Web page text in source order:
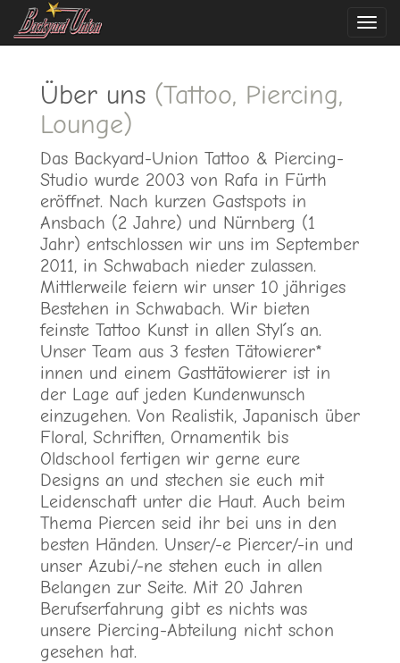
Über uns (Tattoo, Piercing,
Lounge)
Das Backyard-Union Tattoo & Piercing-
Studio wurde 2003 von Rafa in Fürth
eröffnet. Nach kurzen Gastspots in
Ansbach (2 Jahre) und Nürnberg (1
Jahr) entschlossen wir uns im September
2011, in Schwabach nieder zulassen.
Mittlerweile feiern wir unser 10 jähriges
Bestehen in Schwabach. Wir bieten
feinste Tattoo Kunst in allen Styl´s an.
Unser Team aus 3 festen Tätowierer*
innen und einem Gasttätowierer ist in
der Lage auf jeden Kundenwunsch
einzugehen. Von Realistik, Japanisch über
Floral, Schriften, Ornamentik bis
Oldschool fertigen wir gerne eure
Designs an und stechen sie euch mit
Leidenschaft unter die Haut. Auch beim
Thema Piercen seid ihr bei uns in den
besten Händen. Unser/-e Piercer/-in und
unser Azubi/-ne stehen euch in allen
Belangen zur Seite. Mit 20 Jahren
Berufserfahrung gibt es nichts was
unsere Piercing-Abteilung nicht schon
gesehen hat.